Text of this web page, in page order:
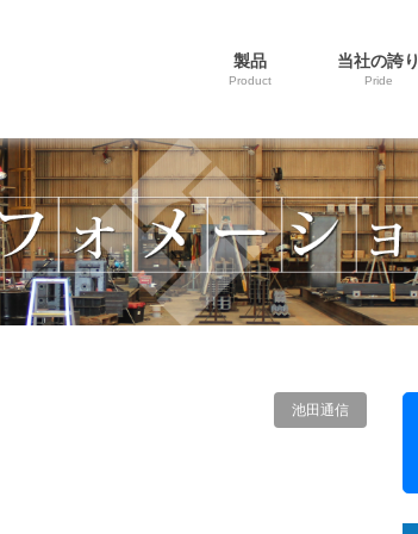
製品
Product
当社の誇り
Pride
池田通信